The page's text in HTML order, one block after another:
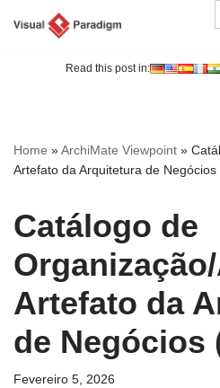
Read this post in:
Home »ArchiMate Viewpoint »
Artefato da Arquitetura de Negócios
Catálogo de
Artefato da
de Negócios
Fevereiro 5, 2026